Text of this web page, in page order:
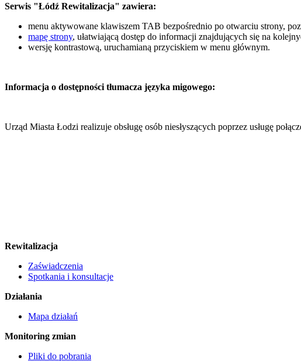
Serwis "Łódź Rewitalizacja" zawiera:
menu aktywowane klawiszem TAB bezpośrednio po otwarciu strony,
mapę strony, ułatwiającą dostęp do informacji znajdujących się na
wersję kontrastową, uruchamianą przyciskiem w menu głównym.
Informacja o dostępności tłumacza języka migowego:
Urząd Miasta Łodzi realizuje obsługę osób niesłyszących poprzez usługę
Rewitalizacja
Zaświadczenia
Spotkania i konsultacje
Działania
Mapa działań
Monitoring zmian
Pliki do pobrania